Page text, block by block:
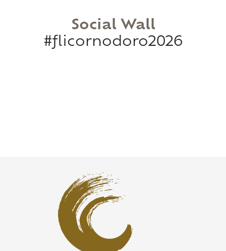
Social Wall
#flicornodoro2026